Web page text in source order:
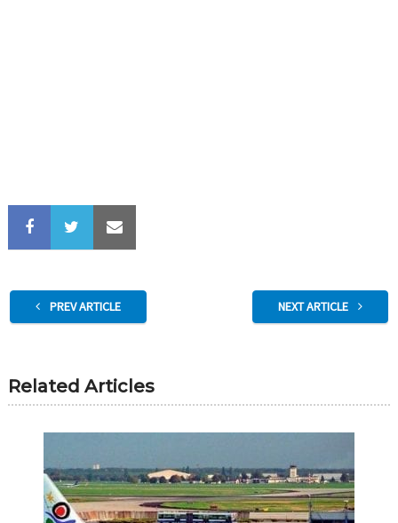
PREV ARTICLE NEXT ARTICLE
Related Articles